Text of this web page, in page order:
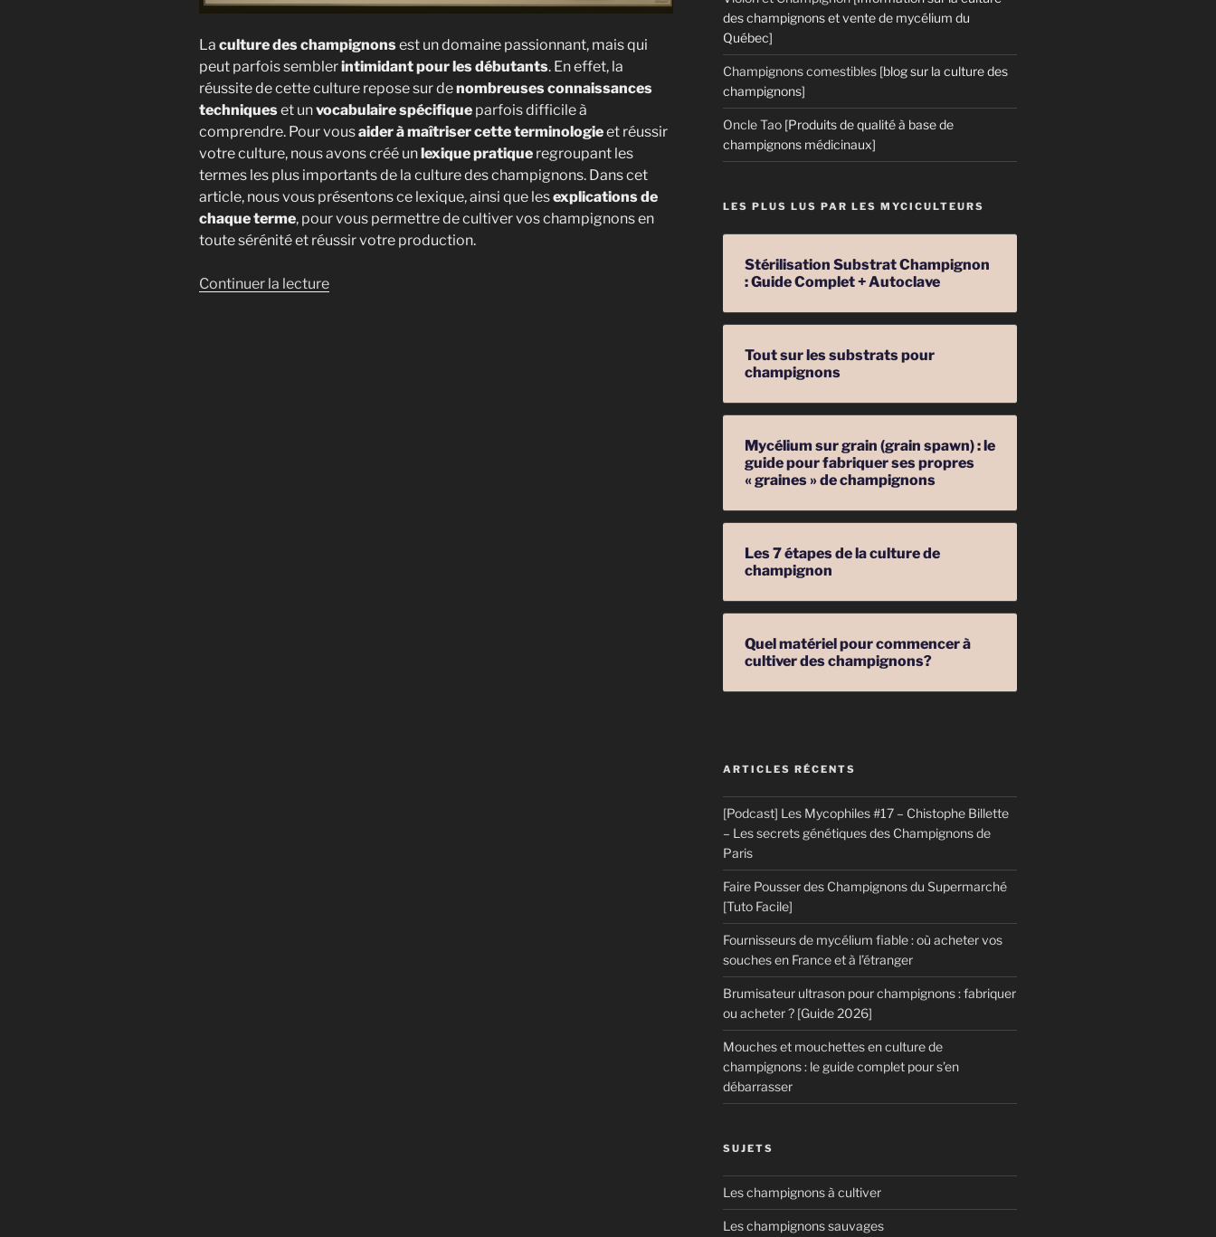
La culture des champignonsest un domaine passionnant, mais qui
peut parfois semblerintimidant pour les débutants. En effet, la
réussite de cette culture repose sur denombreuses connaissances
techniqueset unvocabulaire spécifique parfois difficile à
comprendre. Pour vousaider à maîtriser cette terminologieet réussir
votre culture, nous avons créé unlexique pratique regroupant les
termes les plus importants de la culture des champignons. Dans cet
article, nous vous présentons ce lexique, ainsi que lesexplications de
chaque terme, pour vous permettre de cultiver vos champignons en
toute sérénité et réussir votre production.
Continuer la lecturede
des champignons et vente de mycélium du
Québec]
Champignons comestibles [blog sur la culture des
champignons]
Oncle Tao [Produits de qualité à base de
champignons médicinaux]
LES PLUS LUS PAR LES MYCICULTEURS
Stérilisation Substrat Champignon
: Guide Complet + Autoclave
Tout sur les substrats pour
champignons
Mycélium sur grain (grain spawn) : le
guide pour fabriquer ses propres
« graines » de champignons
Les 7 étapes de la culture de
champignon
Quel matériel pour commencer à
cultiver des champignons?
ARTICLES RÉCENTS
[Podcast] Les Mycophiles #17 – Chistophe Billette
– Les secrets génétiques des Champignons de
Paris
Faire Pousser des Champignons du Supermarché
[Tuto Facile]
Fournisseurs de mycélium fiable : où acheter vos
souches en France et à l’étranger
Brumisateur ultrason pour champignons : fabriquer
ou acheter ? [Guide 2026]
Mouches et mouchettes en culture de
champignons : le guide complet pour s’en
débarrasser
SUJETS
Les champignons à cultiver
Les champignons sauvages